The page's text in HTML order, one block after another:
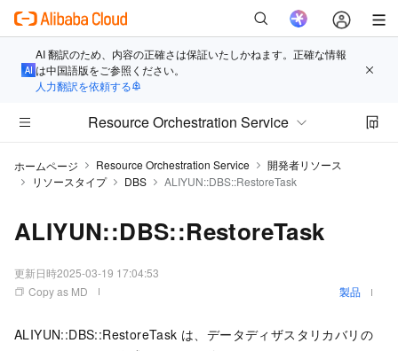
AI 翻訳のため、内容の正確さは保証いたしかねます。正確な情報
は中国語版をご参照ください。
人力翻訳を依頼する
Resource Orchestration Service
ホームページ Resource Orchestration Service
開発者リソース
リソースタイプ
DBS ALIYUN::DBS::RestoreTask
ALIYUN::DBS::RestoreTask
更新日時2025-03-19 17:04:53
Copy as MD
製品
ALIYUN::DBS::RestoreTask は、データディザスタリカバリの